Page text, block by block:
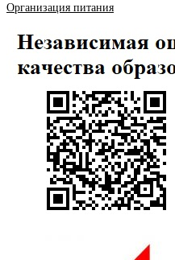
Организация питания